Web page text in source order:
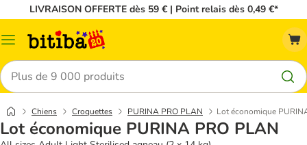
LIVRAISON OFFERTE dès 59 € | Point relais dès 0,49 €*
Menu
Rechercher
Chiens Croquettes PURINA PRO PLAN Lot économique
Lot économique PURINA PRO PLAN